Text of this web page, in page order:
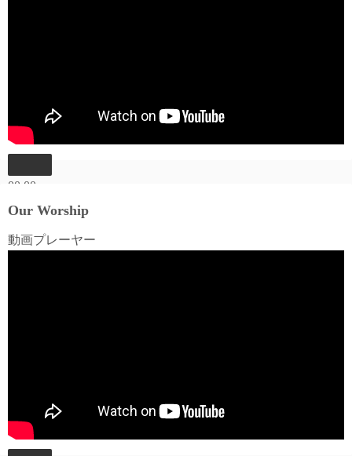
00:00
00:00
Our Worship
動画プレーヤー